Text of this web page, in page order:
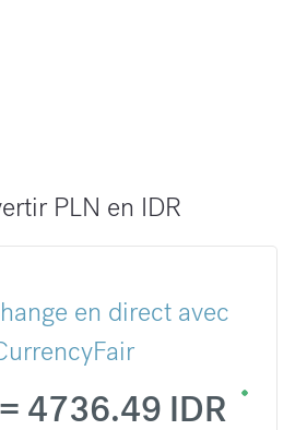
PLN en IDR
en direct avec
4736.49 IDR